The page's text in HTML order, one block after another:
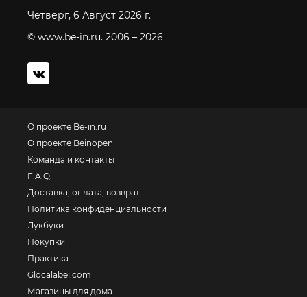
Четверг, 6 Август 2026 г.
© www.be-in.ru. 2006 – 2026
О проекте Be-in.ru
О проекте Beinopen
Команда и контакты
F.A.Q.
Доставка, оплата, возврат
Политика конфиденциальности
Лукбуки
Покупки
Практика
Glocalabel.com
Магазины для дома